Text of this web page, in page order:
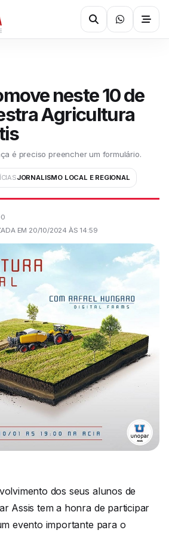
neste 10 de
Agricultura
é preciso preencher um formulário.
JORNALISMO LOCAL E REGIONAL
EM 20/10/2024 ÀS 14:59
dos seus alunos de
Assis tem a honra de participar
evento importante para o